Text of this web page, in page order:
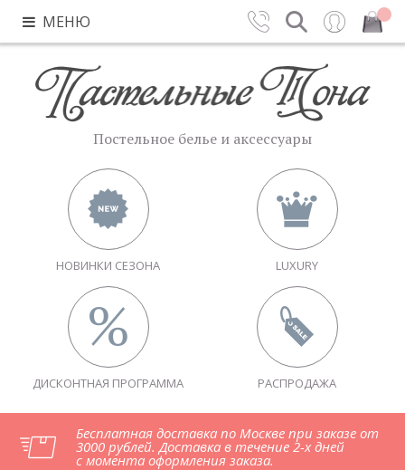
МЕНЮ Вход Закрыть
Постельное белье и аксессуары
НОВИНКИ СЕЗОНА LUXURY
ДИСКОНТНАЯ ПРОГРАММА РАСПРОДАЖА
Бесплатная доставка по Москве при заказе от
3000 рублей. Доставка в течение 2-х дней
с момента оформления заказа.